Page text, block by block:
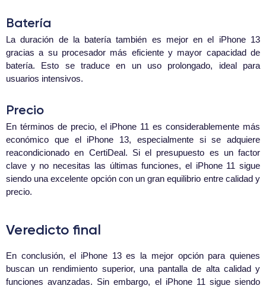
Batería
La duración de la batería también es mejor en el iPhone 13
gracias a su procesador más eficiente y mayor capacidad de
batería. Esto se traduce en un uso prolongado, ideal para
usuarios intensivos.
Precio
En términos de precio, el iPhone 11 es considerablemente más
económico que el iPhone 13, especialmente si se adquiere
reacondicionado en CertiDeal. Si el presupuesto es un factor
clave y no necesitas las últimas funciones, el iPhone 11 sigue
siendo una excelente opción con un gran equilibrio entre calidad y
precio.
Veredicto final
En conclusión, el iPhone 13 es la mejor opción para quienes
buscan un rendimiento superior, una pantalla de alta calidad y
funciones avanzadas. Sin embargo, el iPhone 11 sigue siendo